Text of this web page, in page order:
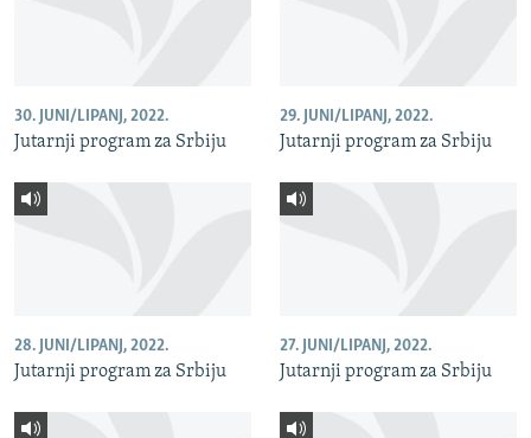
30. JUNI/LIPANJ, 2022.
Jutarnji program za Srbiju
29. JUNI/LIPANJ, 2022.
Jutarnji program za Srbiju
28. JUNI/LIPANJ, 2022.
Jutarnji program za Srbiju
27. JUNI/LIPANJ, 2022.
Jutarnji program za Srbiju